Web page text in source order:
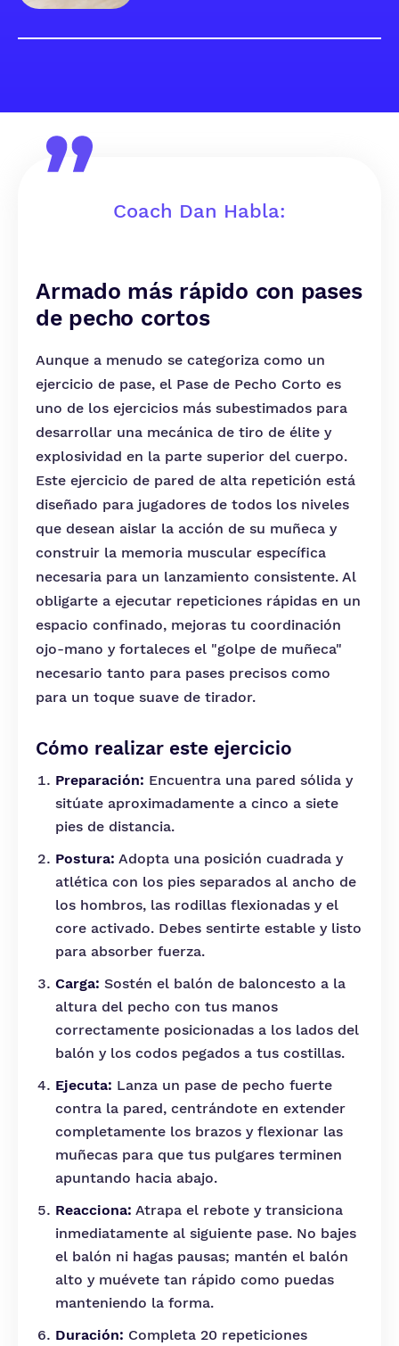
Coach Dan Habla:
Armado más rápido con pases
de pecho cortos
Aunque a menudo se categoriza como un
ejercicio de pase, el Pase de Pecho Corto es
uno de los ejercicios más subestimados para
desarrollar una mecánica de tiro de élite y
explosividad en la parte superior del cuerpo.
Este ejercicio de pared de alta repetición está
diseñado para jugadores de todos los niveles
que desean aislar la acción de su muñeca y
construir la memoria muscular específica
necesaria para un lanzamiento consistente. Al
obligarte a ejecutar repeticiones rápidas en un
espacio confinado, mejoras tu coordinación
ojo-mano y fortaleces el "golpe de muñeca"
necesario tanto para pases precisos como
para un toque suave de tirador.
Cómo realizar este ejercicio
Preparación: Encuentra una pared sólida y
sitúate aproximadamente a cinco a siete
pies de distancia.
Postura: Adopta una posición cuadrada y
atlética con los pies separados al ancho de
los hombros, las rodillas flexionadas y el
core activado. Debes sentirte estable y listo
para absorber fuerza.
Carga: Sostén el balón de baloncesto a la
altura del pecho con tus manos
correctamente posicionadas a los lados del
balón y los codos pegados a tus costillas.
Ejecuta: Lanza un pase de pecho fuerte
contra la pared, centrándote en extender
completamente los brazos y flexionar las
muñecas para que tus pulgares terminen
apuntando hacia abajo.
Reacciona: Atrapa el rebote y transiciona
inmediatamente al siguiente pase. No bajes
el balón ni hagas pausas; mantén el balón
alto y muévete tan rápido como puedas
manteniendo la forma.
Duración: Completa 20 repeticiones